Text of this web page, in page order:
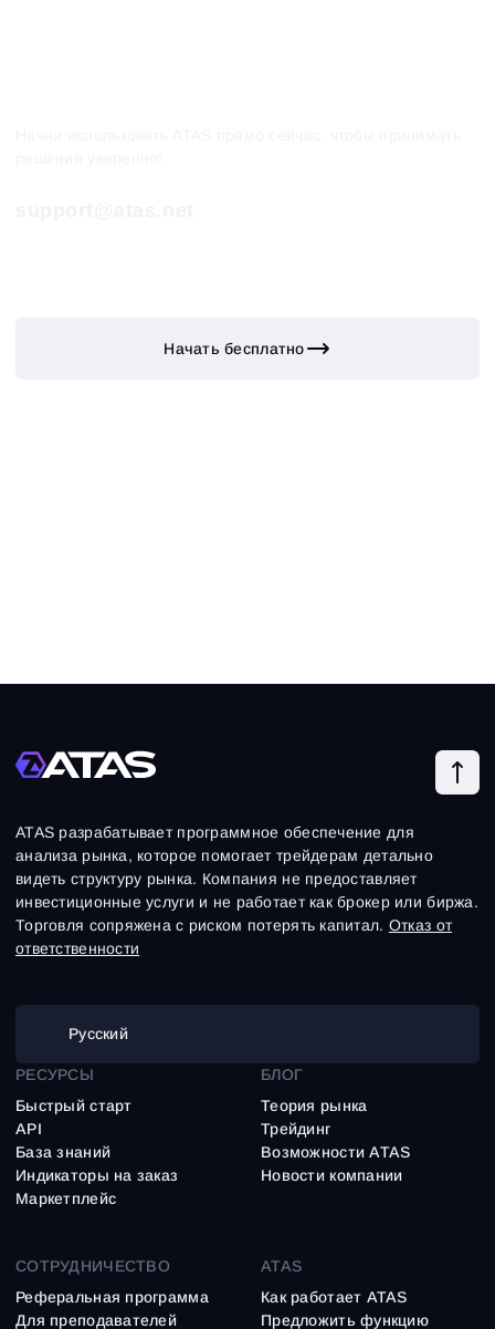
Начать бесплатно
ATAS разрабатывает программное обеспечение для
анализа рынка, которое помогает трейдерам детально
видеть структуру рынка. Компания не предоставляет
инвестиционные услуги и не работает как брокер или биржа.
Торговля сопряжена с риском потерять капитал. Отказ от
ответственности
Русский
РЕСУРСЫ
Быстрый старт
API
База знаний
Индикаторы на заказ
Маркетплейс
БЛОГ
Теория рынка
Трейдинг
Возможности ATAS
Новости компании
СОТРУДНИЧЕСТВО
Реферальная программа
Для преподавателей
ATAS
Как работает ATAS
Предложить функцию